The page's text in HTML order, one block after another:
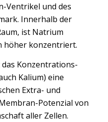
Ventrikel und des
Innerhalb der
ist Natrium
höher konzentriert.
Konzentrations-
Kalium) eine
Extra- und
Potenzial von
aller Zellen.